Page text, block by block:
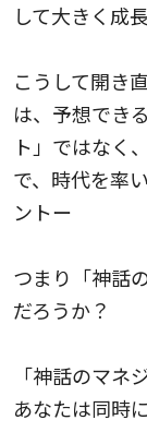
して大きく成
こうして開き
は、予想でき
ト」ではなく
で、時代を率
ントー
つまり「神話
だろうか？
「神話のマネ
あなたは同時